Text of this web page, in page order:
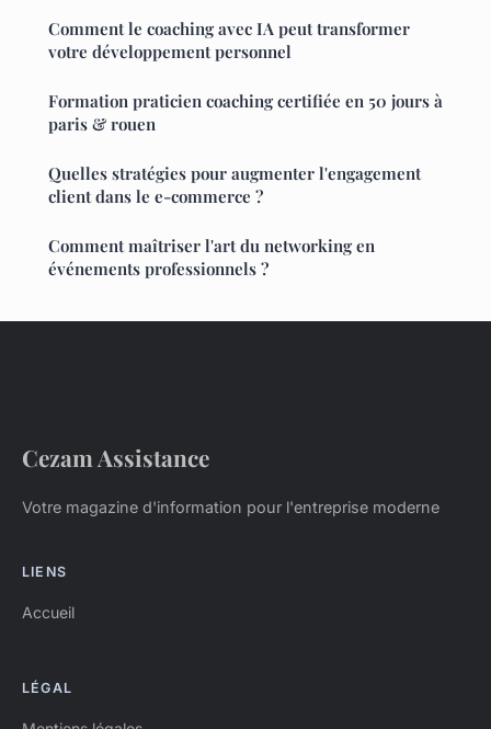
Comment le coaching avec IA peut transformer
votre développement personnel
Formation praticien coaching certifiée en 50 jours à
paris & rouen
Quelles stratégies pour augmenter l'engagement
client dans le e-commerce ?
Comment maîtriser l'art du networking en
événements professionnels ?
Cezam Assistance
Votre magazine d'information pour l'entreprise moderne
LIENS
Accueil
LÉGAL